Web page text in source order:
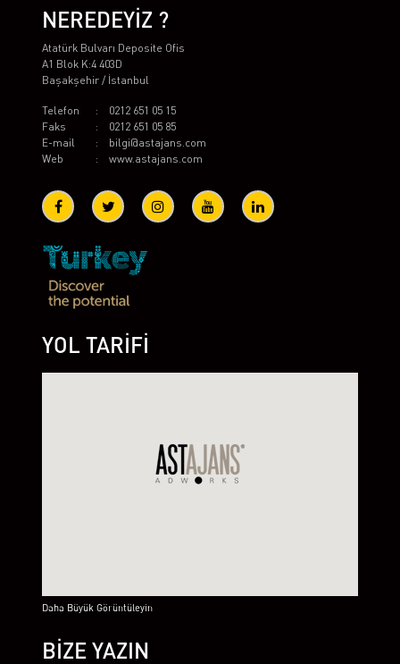
NEREDEYİZ ?
Atatürk Bulvarı Deposite Ofis
A1 Blok K:4 403D
Başakşehir / İstanbul
Telefon :
0212 651 05 15
Faks
:
0212 651 05 85
E-mail
:
bilgi@astajans.com
Web
: www.astajans.com
YOL TARİFİ
Daha Büyük Görüntüleyin
BİZE YAZIN